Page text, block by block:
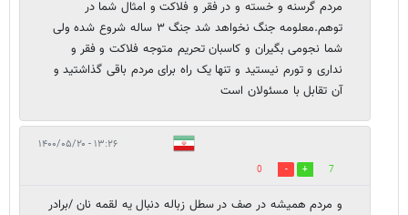
مردم گرسنه و خسته و در فقر و فلاکت و امثال شما در
توهم.معلومه جنگ نخواهد شد جنگ ۳ ساله شروع شده ولی
شما نجومی بگیران و کاسبان تحریم متوجه فلاکت و فقر و
نداری و تورم نیستید و تنها یک راه برای مردم باقی گذاشتید و
آن تقابل با مسئولان است
۱۳:۲۶ - ۱۴۰۰/۰۵/۲۰
7
0
و مردم همیشه در صف در سطل زباله دنبال یه لقمه نان /برادر